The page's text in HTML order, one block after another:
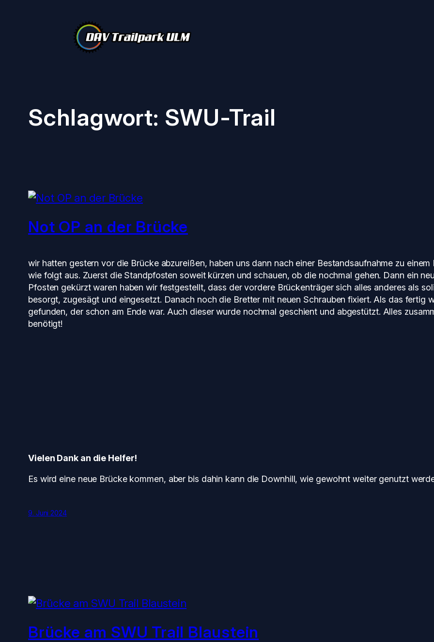
Schlagwort: SWU-Trail
Not OP an der Brücke
wir hatten gestern vor die Brücke abzureißen, haben uns dann nach einer Bestandsaufnahme zu
wie folgt aus. Zuerst die Standpfosten soweit kürzen und schauen, ob die nochmal gehen. Dann ein
Pfosten gekürzt waren haben wir festgestellt, dass der vordere Brückenträger sich alles anderes als
besorgt, zugesägt und eingesetzt. Danach noch die Bretter mit neuen Schrauben fixiert. Als das fertig
gefunden, der schon am Ende war. Auch dieser wurde nochmal geschient und abgestützt. Alles
benötigt!
Vielen Dank an die Helfer!
Es wird eine neue Brücke kommen, aber bis dahin kann die Downhill, wie gewohnt weiter genutzt
9. Juni 2024
Brücke am SWU Trail Blaustein